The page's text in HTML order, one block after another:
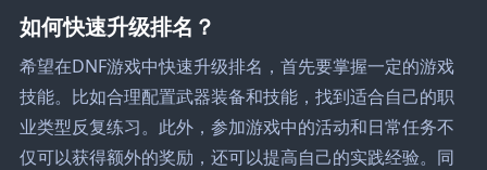
如何快速升级排名？
希望在DNF游戏中快速升级排名，首先要掌握一定的游戏
技能。比如合理配置武器装备和技能，找到适合自己的职
业类型反复练习。此外，参加游戏中的活动和日常任务不
仅可以获得额外的奖励，还可以提高自己的实践经验。同